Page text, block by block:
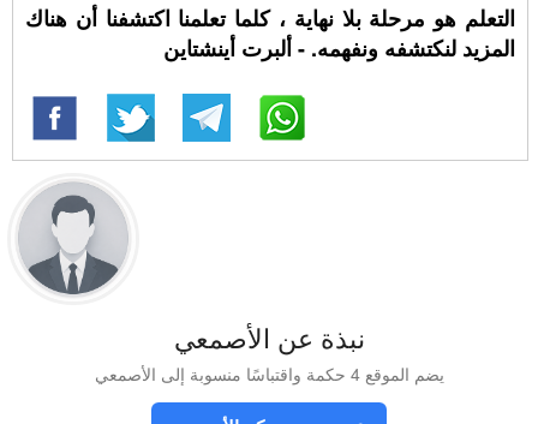
التعلم هو مرحلة بلا نهاية ، كلما تعلمنا اكتشفنا أن هناك
المزيد لنكتشفه ونفهمه. - ألبرت أينشتاين
نبذة عن الأصمعي
يضم الموقع 4 حكمة واقتباسًا منسوبة إلى الأصمعي